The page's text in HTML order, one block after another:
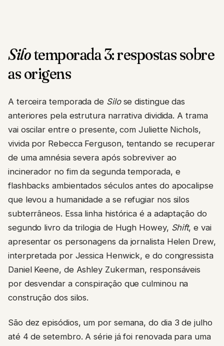
Silotemporada 3: respostas sobre
as origens
A terceira temporada de Silose distingue das
anteriores pela estrutura narrativa dividida. A trama
vai oscilar entre o presente, com Juliette Nichols,
vivida por Rebecca Ferguson, tentando se recuperar
de uma amnésia severa após sobreviver ao
incinerador no fim da segunda temporada, e
flashbacks ambientados séculos antes do apocalipse
que levou a humanidade a se refugiar nos silos
subterrâneos. Essa linha histórica é a adaptação do
segundo livro da trilogia de Hugh Howey, Shift, e vai
apresentar os personagens da jornalista Helen Drew,
interpretada por Jessica Henwick, e do congressista
Daniel Keene, de Ashley Zukerman, responsáveis
por desvendar a conspiração que culminou na
construção dos silos.
São dez episódios, um por semana, do dia 3 de julho
até 4 de setembro. A série já foi renovada para uma